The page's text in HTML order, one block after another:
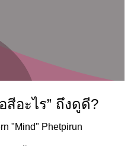
สีอะไร” ถึงดูดี?
"Mind" Phetpirun